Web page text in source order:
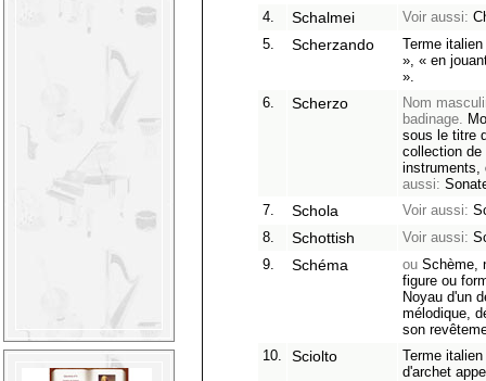
4.
Schalmei Voir aussi:
5.
Scherzando
Terme
», « en
».
6.
Scherzo
Nom
badinage.
sous le titre
collection
aussi:
7.
Schola Voir aussi:
8.
Schottish Voir aussi:
9.
Schéma ou Schème,
figure ou
Noyau d'un
mélodique,
son
10.
Sciolto
Terme
d'archet